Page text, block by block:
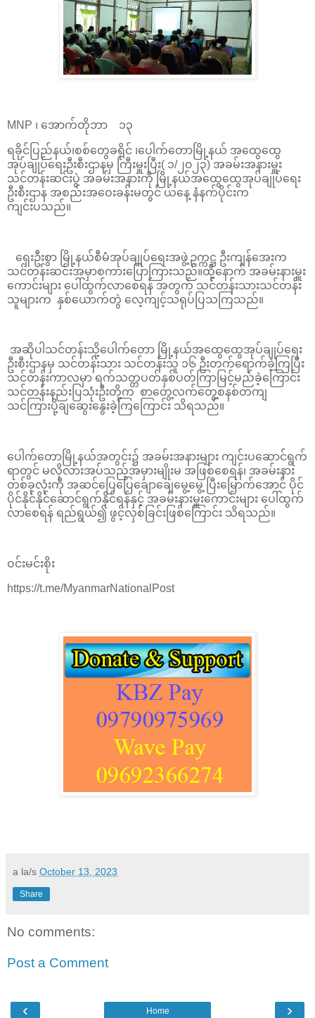
MNP ၊ အောက်တိုဘာ ၁၃
ရခိုင်ပြည်နယ်၊စစ်တွေခရိုင် ၊ပေါက်တောမြို့နယ် အထွေထွေ
အုပ်ချုပ်ရေးဦးစီးဌာနမှ ကြီးမှူးပြီး( ၁/၂၀၂၃) အခမ်းအနားမှူး
သင်တန်းဆင်းပွဲ အခမ်းအနားကို မြို့နယ်အထွေထွေအုပ်ချုပ်ရေး
ဦးစီးဌာန အစည်းအဝေးခန်းမတွင် ယနေ့ နံနက်ပိုင်းက
ကျင်းပသည်။
ရှေးဦးစွာ မြို့နယ်စီမံအုပ်ချုပ်ရေးအဖွဲ့ဥက္ကဋ္ဌ ဦးကျန်အေးက
သင်တန်းဆင်းအမှာစကားပြောကြားသည်။ထို့နောက် အခမ်းနားမှူး
ကောင်းများ ပေါ်ထွက်လာစေရန် အတွက် သင်တန်းသားသင်တန်း
သူများက နှစ်ယောက်တွဲ လေ့ကျင့်သရုပ်ပြသကြသည်။
အဆိုပါသင်တန်းသို့ပေါက်တော မြို့နယ်အထွေထွေအုပ်ချုပ်ရေး
ဦးစီးဌာနမှ သင်တန်းသား သင်တန်းသူ ၁၆ ဦးတက်ရောက်ခဲ့ကြပြီး
သင်တန်းကာလမှာ ရက်သတ္တပတ်နှစ်ပတ်ကြာမြင့်မည်ခဲ့ကြောင်း
သင်တန်းနည်းပြသုံးဦးတို့က စာတွေ့လက်တွေ့စနစ်တကျ
သင်ကြားပို့ချဆွေးနွေးခဲ့ကြကြောင်း သိရသည်။
ပေါက်တောမြို့နယ်အတွင်း၌ အခမ်းအနားများ ကျင်းပဆောင်ရွက်
ရာတွင် မလိုလားအပ်သည့်အမှားမျိုးမ အဖြစ်စေရန်၊ အခမ်းနား
တစ်ခုလုံးကို အဆင်ပြေပြေချောချေမွေ့မွေ့ ပြီးမြောက်အောင် ပိုင်
ပိုင်နိုင်နိုင်ဆောင်ရွက်နိုင်ရန်နှင့် အခမ်းနားမှူးကောင်းများ ပေါ်ထွက်
လာစေရန် ရည်ရွယ်၍ ဖွင့်လှစ်ခြင်းဖြစ်ကြောင်း သိရသည်။
ဝင်းမင်းစိုး
https://t.me/MyanmarNationalPost
a la/s October 13, 2023
Share
No comments:
Post a Comment
‹ ›
Home